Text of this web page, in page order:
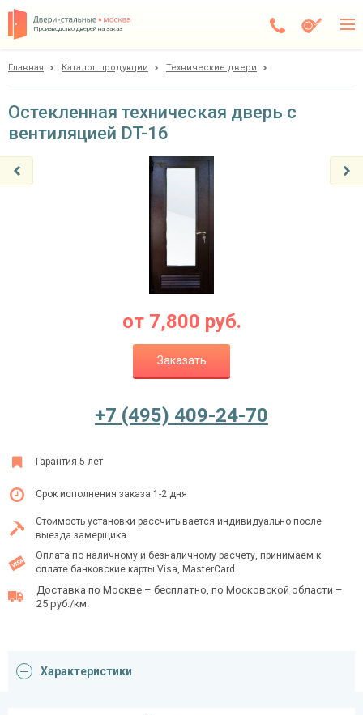
Производство дверей на заказ
Доставка
Ежедневно с 08:00 до 24:00
Главная Каталог продукции Технические двери
Остекленная техническая дверь с
вентиляцией DT-16
от 7,800 руб.
Заказать
+7 (495) 409-24-70
Гарантия 5 лет
Срок исполнения заказа 1-2 дня
Стоимость установки рассчитывается индивидуально после
выезда замерщика.
Оплата по наличному и безналичному расчету, принимаем к
оплате банковские карты Visa, MasterCard.
Доставка по Москве – бесплатно, по Московской области –
25 руб./км.
Характеристики